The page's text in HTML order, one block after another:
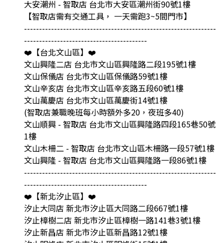
大安潮州 - 智取店 台北市大安區潮州街90號1樓
【智取店需有交通工具， 一天需跑3~5間門市】
----------------------------------------------------------------
-----------------------------------------
❤️【台北文山區】❤️
文山興隆二店 台北市文山區興隆路二段195號1樓
文山保儀店 台北市文山區保儀路59號1樓
文山辛亥店 台北市文山區辛亥路五段60號1樓
文山萬慶店 台北市文山區萬慶街14號1樓
(智取店兼職晚班每小時額外多20，夜班多40)
文山順興 - 智取店 台北市文山區興隆路四段165巷50號
1樓
文山木柵二 - 智取店 台北市文山區木柵路一段57號1樓
文山興隆 - 智取店 台北市文山區興隆路一段86號1樓
----------------------------------------------------------------
-----------------------------------------
❤️【新北汐止區】❤️
汐止大同店 新北市汐止區大同路二段667號1樓
汐止樟樹二店 新北市汐止區樟樹一路141巷3號1樓
汐止新昌店 新北市汐止區新昌路12號1樓